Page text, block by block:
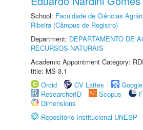
School: Faculdade de Ciências
Ribeira (Câmpus de Registro)
Department: DEPARTAMENTO DE
RECURSOS NATURAIS
Academic Appointment Category:
title: MS-3.1
Orcid
CV Lattes
ResearcherID
Scopus
Dimensions
Repositório Institucional UNESP